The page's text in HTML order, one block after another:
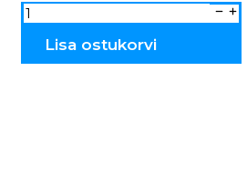
Pooltooted
puidust
topsid
PT061
kogus
Lisa ostukorvi